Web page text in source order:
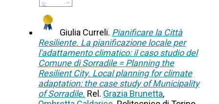
Giulia Curreli. Pianificare la Città
Resiliente. La pianificazione locale per
l'adattamento climatico: il caso studio del
Comune di Sorradile = Planning the
Resilient City. Local planning for climate
adaptation: the case study of Municipality
of Sorradile. Rel. Grazia Brunetta,